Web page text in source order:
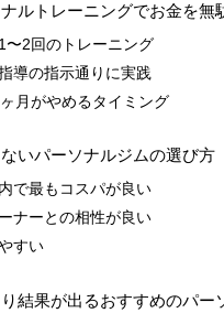
ルトレーニングでお金を無
〜2回のトレーニング
導の指示通りに実践
月がやめるタイミング
いパーソナルジムの選び方
で最もコスパが良い
ーナーとの相性が良い
すい
結果が出るおすすめのパー